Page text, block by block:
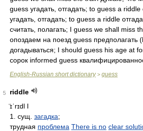
guess угадать, отгадать; to guess a riddle
угадать, отгадать; to guess a riddle
считать, полагать; I guess we shall miss
опоздаем на поезд guess предполагать
догадываться; I should guess his age at
сорок informed guess
English-Russian short dictionary> guess
5
riddle
̈ɪˈrɪdl I
1. сущ. загадка;
трудная проблема There is no clear